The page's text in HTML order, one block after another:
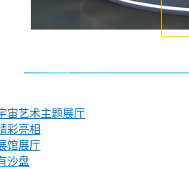
宙艺术主题展厅
彩亮相
馆展厅
沙盘